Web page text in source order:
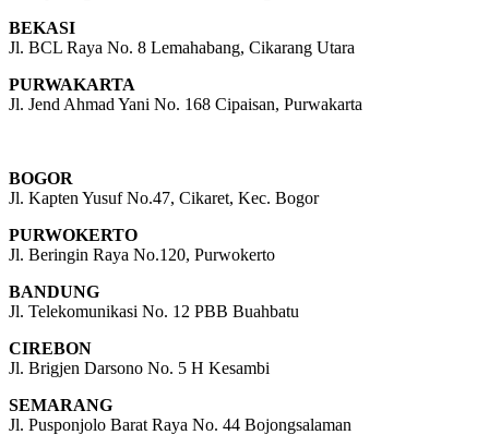
BEKASI
Jl. BCL Raya No. 8 Lemahabang, Cikarang Utara
PURWAKARTA
Jl. Jend Ahmad Yani No. 168 Cipaisan, Purwakarta
BOGOR
Jl. Kapten Yusuf No.47, Cikaret, Kec. Bogor
PURWOKERTO
Jl. Beringin Raya No.120, Purwokerto
BANDUNG
Jl. Telekomunikasi No. 12 PBB Buahbatu
CIREBON
Jl. Brigjen Darsono No. 5 H Kesambi
SEMARANG
Jl. Pusponjolo Barat Raya No. 44 Bojongsalaman